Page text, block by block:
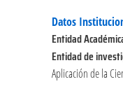
Datos
Entidad
Entidad de
Aplicación de la